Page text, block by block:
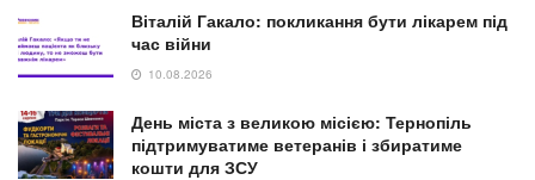
Віталій Гакало: покликання бути лікарем під
час війни
10.08.2026
День міста з великою місією: Тернопіль
підтримуватиме ветеранів і збиратиме
кошти для ЗСУ